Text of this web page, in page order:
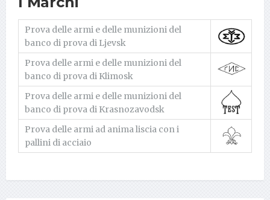
Prova delle armi e delle munizioni del
banco di prova di Ljevsk
Prova delle armi e delle munizioni del
banco di prova di Klimosk
Prova delle armi e delle munizioni del
banco di prova di Krasnozavodsk
Prova delle armi ad anima liscia con i
pallini di acciaio